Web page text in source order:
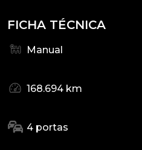
FICHA TÉCNICA
Manual
168.694 km
4 portas